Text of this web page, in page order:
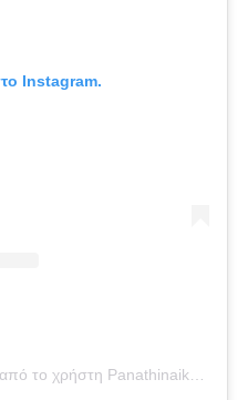
Instagram.
Η δημοσίευση κοινοποιήθηκε από το χρήστη Panathinaikos FC (@fcpanathinaikos)